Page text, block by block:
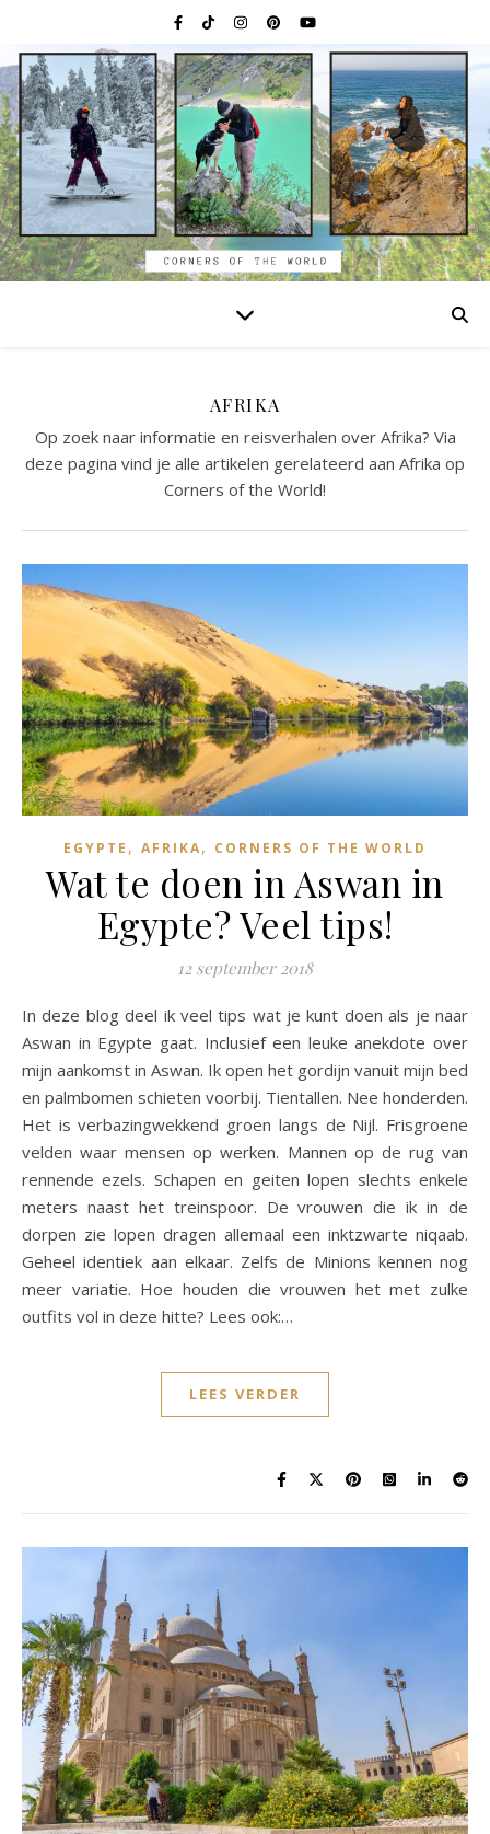
AFRIKA
Op zoek naar informatie en reisverhalen over Afrika? Via
deze pagina vind je alle artikelen gerelateerd aan Afrika op
Corners of the World!
EGYPTE , AFRIKA, CORNERS OF THE WORLD
Wat te doen in Aswan in
Egypte? Veel tips!
12 september 2018
In deze blog deel ik veel tips wat je kunt doen als je naar
Aswan in Egypte gaat. Inclusief een leuke anekdote over
mijn aankomst in Aswan. Ik open het gordijn vanuit mijn bed
en palmbomen schieten voorbij. Tientallen. Nee honderden.
Het is verbazingwekkend groen langs de Nijl. Frisgroene
velden waar mensen op werken. Mannen op de rug van
rennende ezels. Schapen en geiten lopen slechts enkele
meters naast het treinspoor. De vrouwen die ik in de
dorpen zie lopen dragen allemaal een inktzwarte niqaab.
Geheel identiek aan elkaar. Zelfs de Minions kennen nog
meer variatie. Hoe houden die vrouwen het met zulke
outfits vol in deze hitte? Lees ook:…
LEES VERDER